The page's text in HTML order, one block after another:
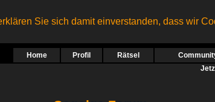
Sie sich damit einverstanden, dass wir
Home Profil Rätsel